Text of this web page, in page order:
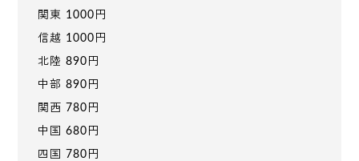
関東 1000円
信越 1000円
北陸 890円
中部 890円
関西 780円
中国 680円
四国 780円